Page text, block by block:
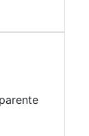
a 5 cm.
di tavoli in
in